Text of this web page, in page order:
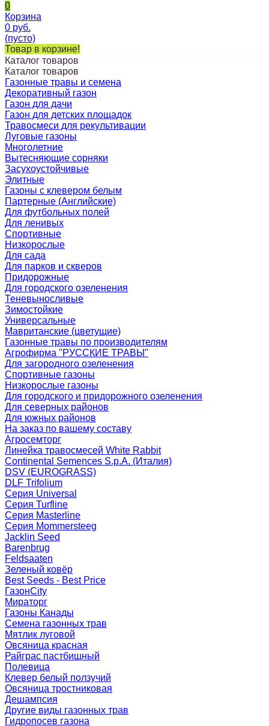
0
Корзина
0 руб.
(пусто)
Товар в корзине!
Каталог товаров
Каталог товаров
Газонные травы и семена
Декоративный газон
Газон для дачи
Газон для детских площадок
Травосмеси для рекультивации
Луговые газоны
Многолетние
Вытесняющие сорняки
Засухоустойчивые
Элитные
Газоны с клевером белым
Партерные (Английские)
Для футбольных полей
Для ленивых
Спортивные
Низкорослые
Для сада
Для парков и скверов
Придорожные
Для городского озеленения
Теневыносливые
Зимостойкие
Универсальные
Мавританские (цветущие)
Газонные травы по производителям
Агрофирма "РУССКИЕ ТРАВЫ"
Для загородного озеленения
Спортивные газоны
Низкорослые газоны
Для городского и придорожного озеленения
Для северных районов
Для южных районов
На заказ по вашему составу
Агросемторг
Линейка травосмесей White Rabbit
Continental Semences S.p.A. (Италия)
DSV (EUROGRASS)
DLF Trifolium
Серия Universal
Серия Turfline
Серия Masterline
Серия Mommersteeg
Jacklin Seed
Barenbrug
Feldsaaten
Зеленый ковёр
Best Seeds - Best Price
ГазонCity
Мираторг
Газоны Канады
Семена газонных трав
Мятлик луговой
Овсяница красная
Райграс пастбищный
Полевица
Клевер белый ползучий
Овсяница тростниковая
Дешампсия
Другие виды газонных трав
Гидропосев газона